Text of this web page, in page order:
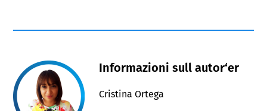
Informazioni sull autor‘er
Cristina Ortega